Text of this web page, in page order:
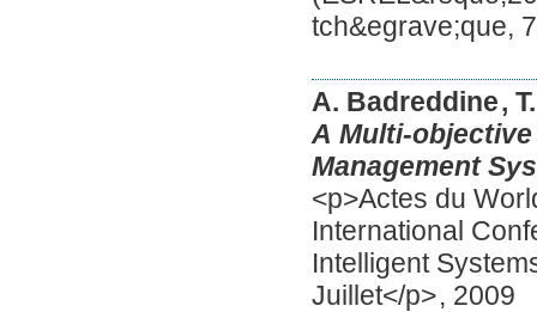
tch&egrave;que,
A. Badreddine,
A Multi-
Management
<p>Actes du
International
Intelligent
Juillet</p>, 2009